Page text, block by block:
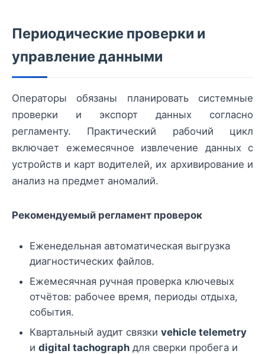
Периодические проверки и
управление данными
Операторы обязаны планировать системные
проверки и экспорт данных согласно
регламенту. Практический рабочий цикл
включает ежемесячное извлечение данных с
устройств и карт водителей, их архивирование и
анализ на предмет аномалий.
Рекомендуемый регламент проверок
Еженедельная автоматическая выгрузка
диагностических файлов.
Ежемесячная ручная проверка ключевых
отчётов: рабочее время, периоды отдыха,
события.
Квартальный аудит связки vehicle telemetry
и digital tachograph для сверки пробега и